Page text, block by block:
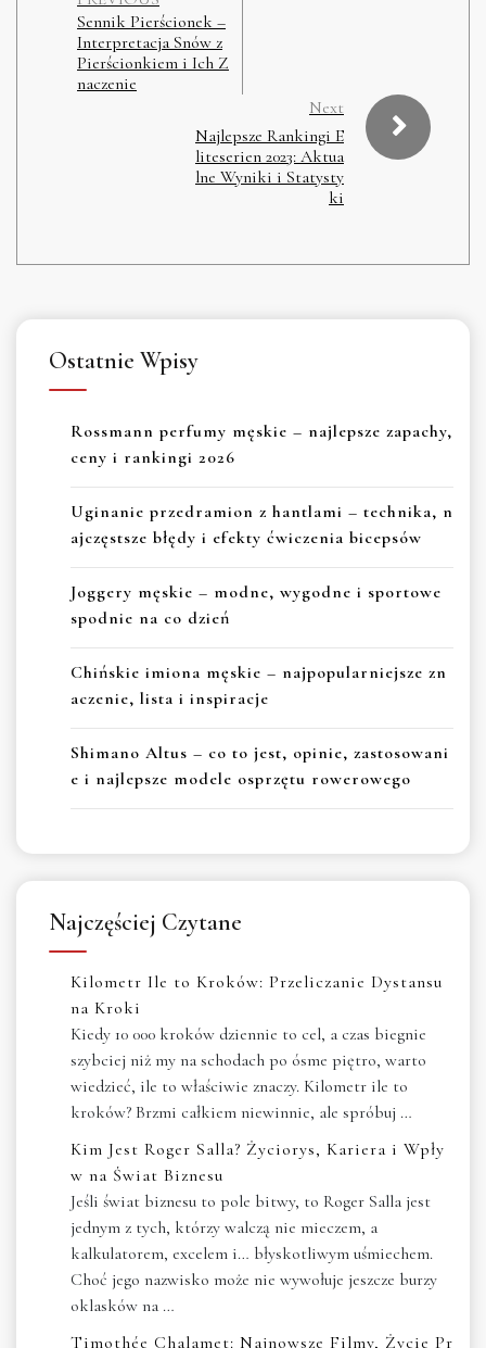
Sennik Pierścionek –
Interpretacja Snów z
Pierścionkiem i Ich Z
naczenie
Next
Najlepsze Rankingi E
liteserien 2023: Aktua
lne Wyniki i Statysty
ki
Ostatnie Wpisy
Rossmann perfumy męskie – najlepsze zapachy,
ceny i rankingi 2026
Uginanie przedramion z hantlami – technika, n
ajczęstsze błędy i efekty ćwiczenia bicepsów
Joggery męskie – modne, wygodne i sportowe
spodnie na co dzień
Chińskie imiona męskie – najpopularniejsze zn
aczenie, lista i inspiracje
Shimano Altus – co to jest, opinie, zastosowani
e i najlepsze modele osprzętu rowerowego
Najczęściej Czytane
Kilometr Ile to Kroków: Przeliczanie Dystansu
na Kroki
Kiedy 10 000 kroków dziennie to cel, a czas biegnie
szybciej niż my na schodach po ósme piętro, warto
wiedzieć, ile to właściwie znaczy. Kilometr ile to
kroków? Brzmi całkiem niewinnie, ale spróbuj …
Kim Jest Roger Salla? Życiorys, Kariera i Wpły
w na Świat Biznesu
Jeśli świat biznesu to pole bitwy, to Roger Salla jest
jednym z tych, którzy walczą nie mieczem, a
kalkulatorem, excelem i… błyskotliwym uśmiechem.
Choć jego nazwisko może nie wywołuje jeszcze burzy
oklasków na …
Timothée Chalamet: Najnowsze Filmy, Życie Pr